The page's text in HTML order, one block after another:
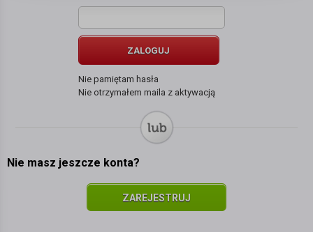
ZALOGUJ
Nie pamiętam hasła
Nie otrzymałem maila z aktywacją
Nie masz jeszcze konta?
ZAREJESTRUJ